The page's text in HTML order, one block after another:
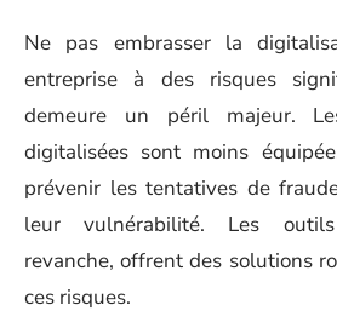
Ne pas embrasser la
entreprise à des risques
demeure un péril majeur.
digitalisées sont moins
prévenir les tentatives de
leur vulnérabilité. Les
revanche, offrent des solutions
ces risques.